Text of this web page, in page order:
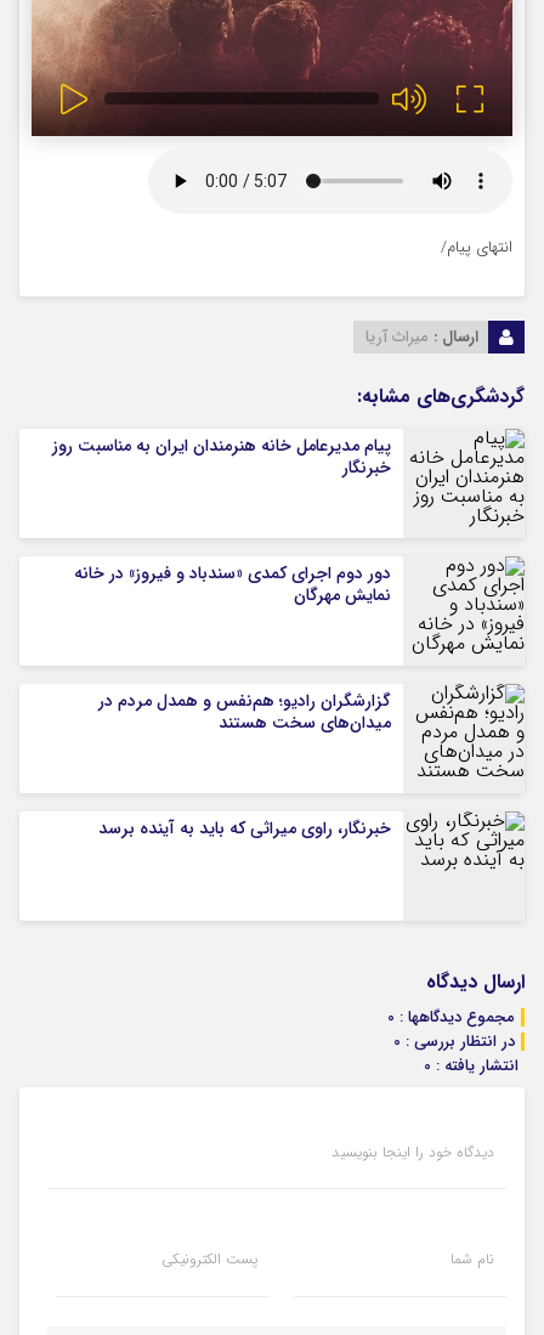
انتهای پیام/
ارسال : میراث آریا
گردشگری‌های مشابه:
پیام مدیرعامل خانه هنرمندان ایران به مناسبت روز
خبرنگار
دور دوم اجرای کمدی «سندباد و فیروز» در خانه
نمایش مهرگان
گزارشگران رادیو؛ هم‌نفس و همدل مردم در
میدان‌های سخت هستند
خبرنگار، راوی میراثی که باید به آینده برسد
ارسال دیدگاه
مجموع دیدگاهها : 0
در انتظار بررسی : 0
انتشار یافته : 0
دیدگاه خود را اینجا بنویسید
نام شما پست الکترونیکی